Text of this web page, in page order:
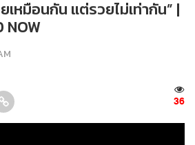
หมือนกัน แต่รวยไม่เท่ากัน” |
NOW
36